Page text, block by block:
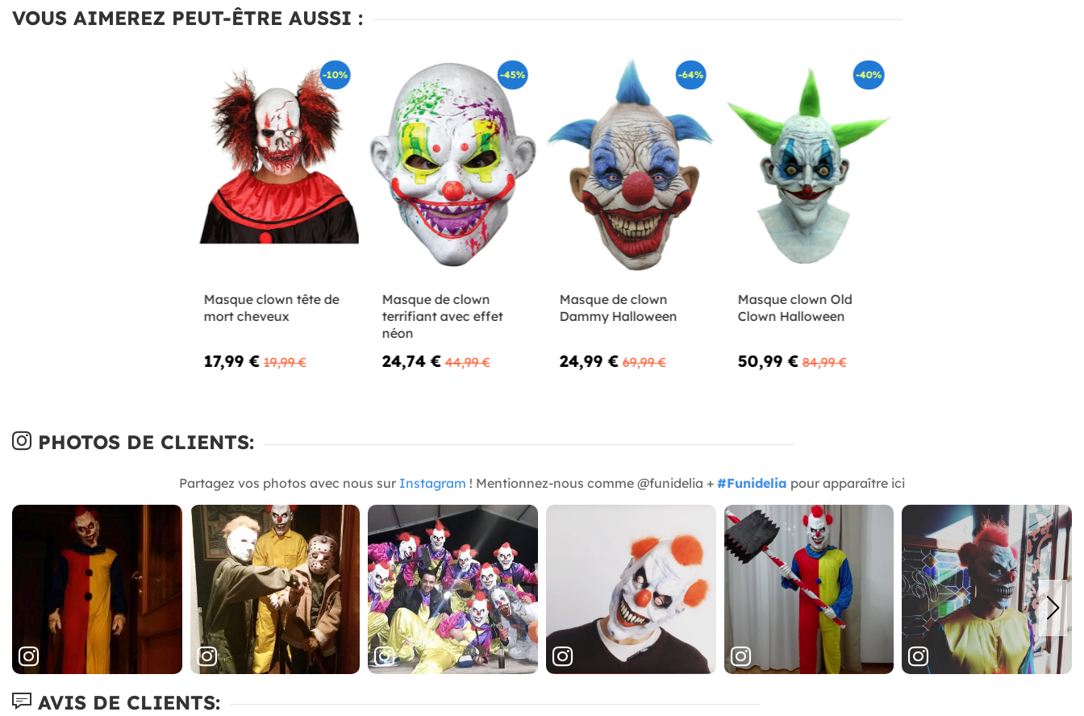
VOUS AIMEREZ PEUT-ÊTRE AUSSI :
-10%
Masque clown tête de
mort cheveux
17,99 € 19,99 €
-45%
Masque de clown
terrifiant avec effet
néon
24,74 € 44,99 €
-64%
Masque de clown
Dammy Halloween
24,99 € 69,99 €
-40%
Masque clown Old
Clown Halloween
50,99 € 84,99 €
PHOTOS DE CLIENTS:
Partagez vos photos avec nous sur Instagram ! Mentionnez-nous comme @funidelia + #Funidelia pour apparaître ici
AVIS DE CLIENTS: